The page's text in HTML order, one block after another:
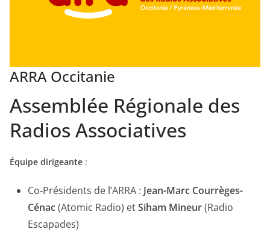
ARRA Occitanie
Assemblée Régionale des
Radios Associatives
Équipe dirigeante :
Co-Présidents de l’ARRA : Jean-Marc Courrèges-
Cénac(Atomic Radio) etSiham Mineur(Radio
Escapades)